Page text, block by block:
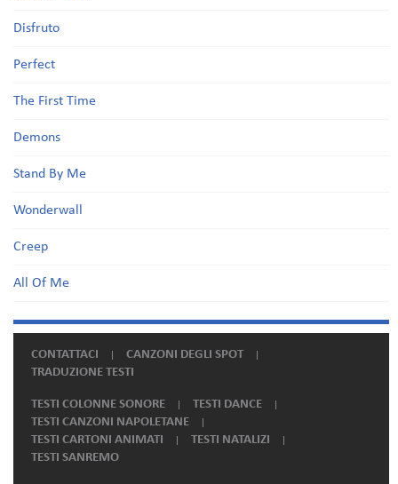
Disfruto
Perfect
The First Time
Demons
Stand By Me
Wonderwall
Creep
All Of Me
CONTATTACI
CANZONI DEGLI SPOT
TRADUZIONE TESTI
TESTI COLONNE SONORE
TESTI DANCE
TESTI CANZONI NAPOLETANE
TESTI CARTONI ANIMATI
TESTI NATALIZI
TESTI SANREMO